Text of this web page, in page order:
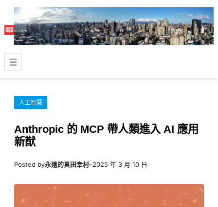
主
容
人工智慧
Anthropic 的 MCP 帶人類進入 AI 應用
新猷
Posted by永遠的真田幸村–2025 年 3 月 10 日